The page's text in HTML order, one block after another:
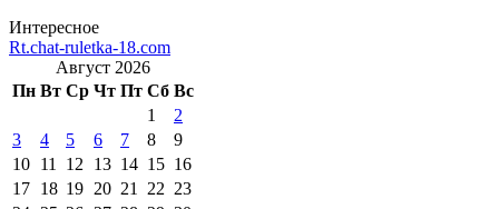
Интересное
Rt.chat-ruletka-18.com
Август 2026
Пн Вт Ср Чт Пт Сб Вс
1
2
3
4 5 6 7 8
9
10 11 12 13 14 15 16
17 18 19 20 21 22 23